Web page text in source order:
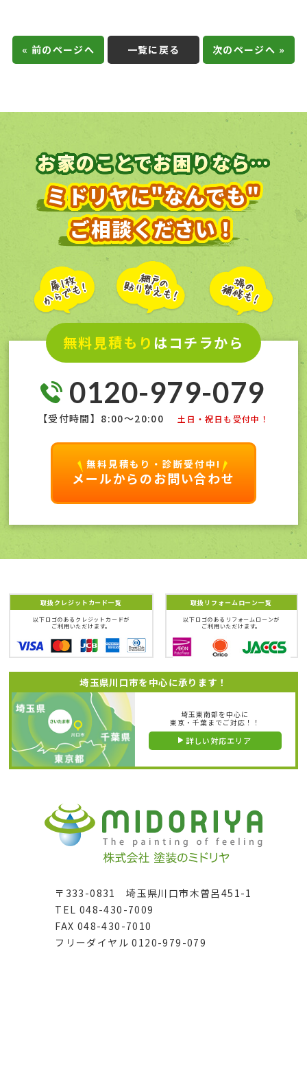
« 前のページへ 一覧に戻る 次のページへ »
お家のことでお困りなら…
ミドリヤに"なんでも"
ご相談ください！
無料見積もり はコチラから
0120-979-079
【受付時間】8:00〜20:00 土日・祝日も受付中！
無料見積もり・診断受付中!
メールからのお問い合わせ
取扱クレジットカード一覧
以下ロゴのあるクレジットカードが
ご利用いただけます。
取扱リフォームローン一覧
以下ロゴのあるリフォームローンが
ご利用いただけます。
埼玉県川口市を中心に承ります！
埼玉東南部を中心に
東京・千葉までご対応！！
詳しい対応エリア
〒333-0831 埼玉県川口市木曽呂451-1
TEL 048-430-7009
FAX 048-430-7010
フリーダイヤル 0120-979-079